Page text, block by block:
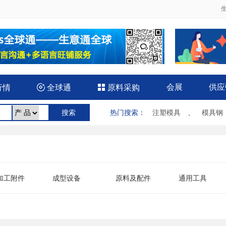
情  全球通  原料采购 会展 供
热门搜索 ： 注塑模具 模具钢
工附件 成型设备 原料及配件 通用工具